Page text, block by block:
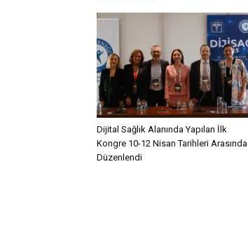
Dijital Sağlık Alanında Yapılan İlk
Kongre 10-12 Nisan Tarihleri Arasında
Düzenlendi